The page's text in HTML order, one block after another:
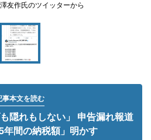
友作氏のツイッターから
事本文を読む
隠れもしない」 申告漏れ報道
年間の納税額」明かす